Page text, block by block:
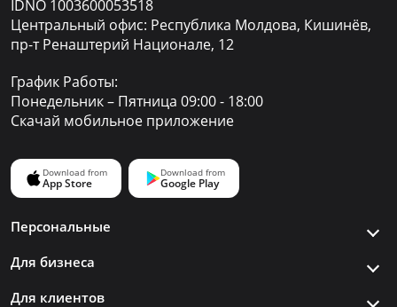
IDNO 1003600053518
Центральный офис: Республика Молдова, Кишинёв,
пр-т Ренаштерий Национале, 12
График Работы:
Понедельник – Пятница 09:00 - 18:00
Скачай мобильное приложение
Персональные
Для бизнеса
Для клиентов